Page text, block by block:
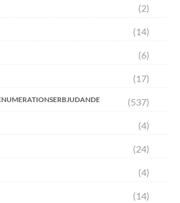
(2)
(14)
(6)
(17)
(537)
(4)
(24)
(4)
(14)